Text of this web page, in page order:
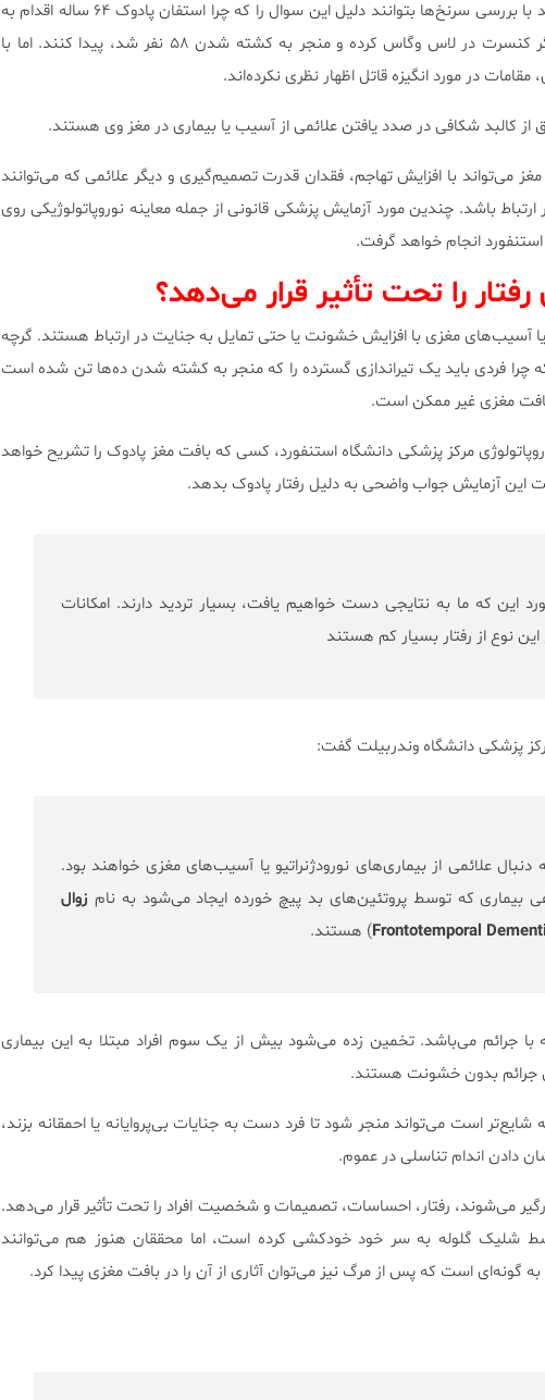
چندین هفته است محققان امیدوارند با بررسی سرنخ‌ها بتوانند دلیل این سوال را که چرا استفان پادوک ۶۴ ساله اقدام به
گشودن آتش به روی هزاران تماشاگر کنسرت در لاس وگاس کرده و منجر به کشته شدن ۵۸ نفر شد، پیدا کنند. اما با
در مورد انگیزه قاتل اظهار نظری نکرده‌اند.
از کالبد شکافی در صدد یافتن علائمی از آسیب یا بیماری در مغز وی هستند.
می‌تواند با افزایش تهاجم، فقدان قدرت تصمیم‌گیری و دیگر علائمی که می‌توانند
ارتباط باشد. چندین مورد آزمایش پزشکی قانونی از جمله معاینه نوروپاتولوژیکی روی
استنفورد انجام خواهد گرفت.
را تحت تأثیر قرار می‌دهد؟
آسیب‌های مغزی با افزایش خشونت یا حتی تمایل به جنایت در ارتباط هستند. گرچه
چرا فردی باید یک تیراندازی گسترده را که منجر به کشته شدن ده‌ها تن شده است
بافت مغزی غیر ممکن است.
مرکز پزشکی دانشگاه استنفورد، کسی که بافت مغز پادوک را تشریح خواهد
این آزمایش جواب واضحی به دلیل رفتار پادوک بدهد.
این که ما به نتایجی دست خواهیم یافت، بسیار تردید دارند. امکانات
این نوع از رفتار بسیار کم هستند
پزشکی دانشگاه وندربیلت گفت:
دنبال علائمی از بیماری‌های نورودژنراتیو یا آسیب‌های مغزی خواهند بود.
بیماری که توسط پروتئین‌های بد پیچ خورده ایجاد می‌شود به نام زوال
Frontotemporal) هستند.
با جرائم می‌باشد. تخمین زده می‌شود بیش از یک سوم افراد مبتلا به این بیماری
جرائم بدون ‌خشونت هستند.
که در افراد ۴۵ تا ۶۵ ساله شایع‌تر است می‌تواند منجر شود تا فرد دست به جنایات بی‌پروایانه یا احمقانه بزند،
دادن اندام تناسلی در عموم.
می‌شوند، رفتار، احساسات، تصمیمات و شخصیت افراد را تحت تأثیر قرار می‌دهد.
شلیک گلوله به سر خود خودکشی کرده است، اما محققان هنوز هم می‌توانند
گونه‌ای است که پس از مرگ نیز می‌توان آثاری از آن را در بافت مغزی پیدا کرد.